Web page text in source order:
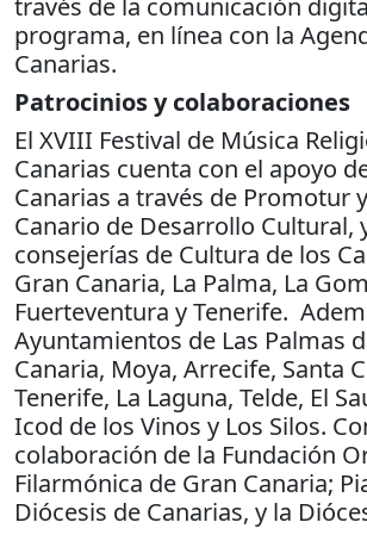
programa, en línea con la
Canarias.
Patrocinios y colaboraciones
El XVIII Festival de Música
Canarias cuenta con el apoyo
Canarias a través de Promotur
Canario de Desarrollo Cultural,
consejerías de Cultura de los
Gran Canaria, La Palma, La
Fuerteventura y Tenerife.
Ayuntamientos de Las Palmas
Canaria, Moya, Arrecife, Santa
Tenerife, La Laguna, Telde, El
Icod de los Vinos y Los Silos.
colaboración de la Fundación
Filarmónica de Gran Canaria;
Diócesis de Canarias, y la